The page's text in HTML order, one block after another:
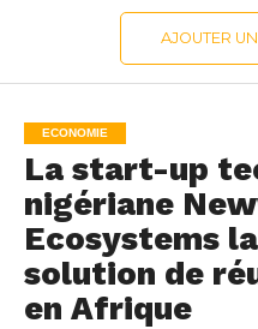
AJOUTER
ECONOMIE
La start-up
nigériane
Ecosystems
solution de
en Afrique